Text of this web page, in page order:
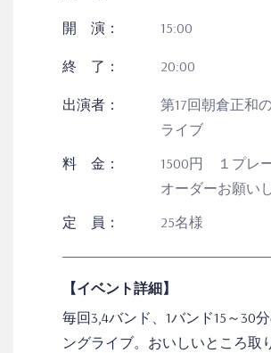
開 演： 15:00
終 了： 20:00
出演者：
第17回朝倉正和
ライブ
料 金：
1500円 １プレ
オーダーお願い
定 員：
25名様
【イベント詳細】
毎回3,4バンド、1バンド15～30
ングライブ。おいしいところ取